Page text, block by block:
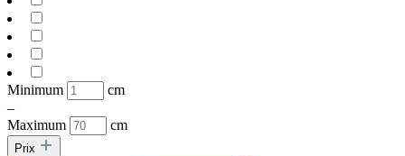
Minimum
cm
–
Maximum
cm
Prix